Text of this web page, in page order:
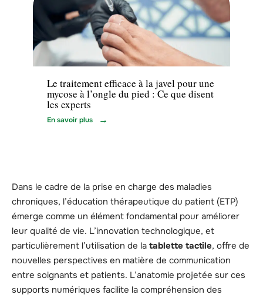
Maladie
Le traitement efficace à la javel pour une
mycose à l’ongle du pied : Ce que disent
les experts
En savoir plus
Dans le cadre de la prise en charge des maladies
chroniques, l’éducation thérapeutique du patient (ETP)
émerge comme un élément fondamental pour améliorer
leur qualité de vie. L’innovation technologique, et
particulièrement l’utilisation de la tablette tactile, offre de
nouvelles perspectives en matière de communication
entre soignants et patients. L’anatomie projetée sur ces
supports numériques facilite la compréhension des